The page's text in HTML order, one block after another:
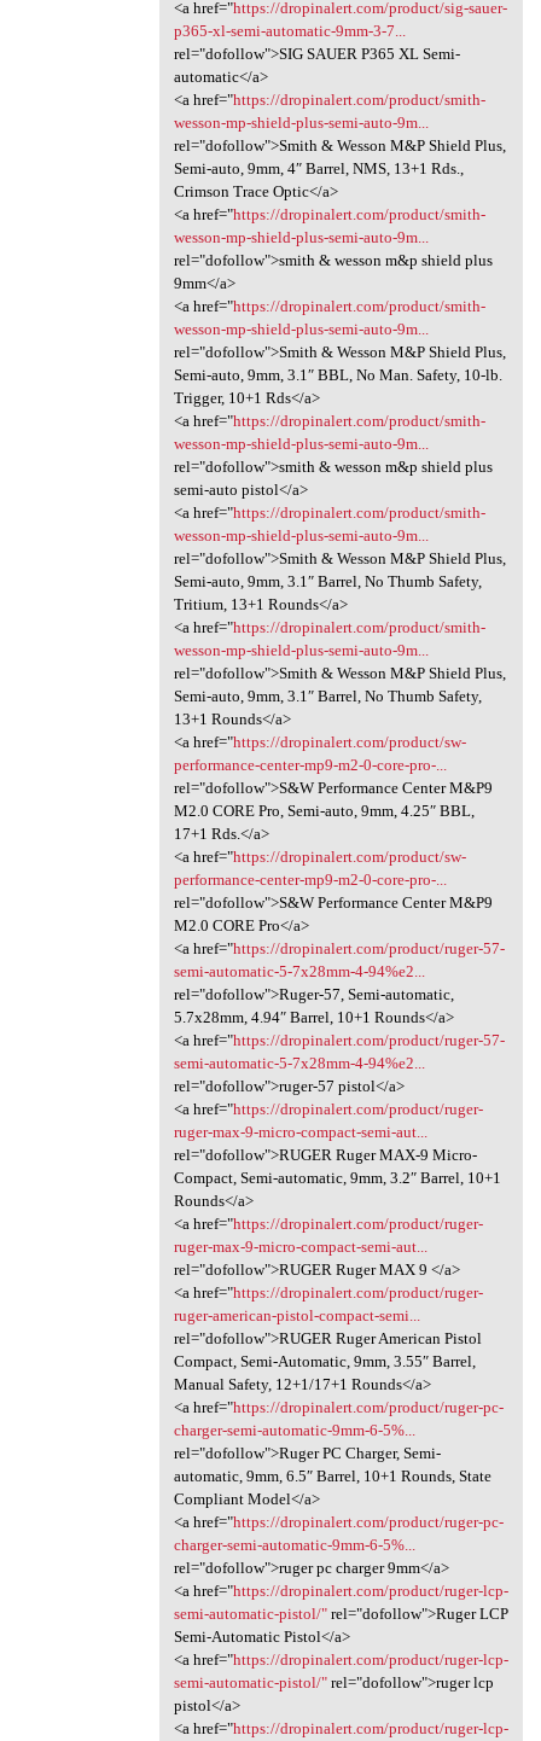
<a href="https://dropinalert.com/product/sig-sauer-
p365-xl-semi-automatic-9mm-3-7...
rel="dofollow">SIG SAUER P365 XL Semi-
automatic</a>
<a href="https://dropinalert.com/product/smith-
wesson-mp-shield-plus-semi-auto-9m...
rel="dofollow">Smith & Wesson M&P Shield Plus,
Semi-auto, 9mm, 4″ Barrel, NMS, 13+1 Rds.,
Crimson Trace Optic</a>
<a href="https://dropinalert.com/product/smith-
wesson-mp-shield-plus-semi-auto-9m...
rel="dofollow">smith & wesson m&p shield plus
9mm</a>
<a href="https://dropinalert.com/product/smith-
wesson-mp-shield-plus-semi-auto-9m...
rel="dofollow">Smith & Wesson M&P Shield Plus,
Semi-auto, 9mm, 3.1″ BBL, No Man. Safety, 10-lb.
Trigger, 10+1 Rds</a>
<a href="https://dropinalert.com/product/smith-
wesson-mp-shield-plus-semi-auto-9m...
rel="dofollow">smith & wesson m&p shield plus
semi-auto pistol</a>
<a href="https://dropinalert.com/product/smith-
wesson-mp-shield-plus-semi-auto-9m...
rel="dofollow">Smith & Wesson M&P Shield Plus,
Semi-auto, 9mm, 3.1″ Barrel, No Thumb Safety,
Tritium, 13+1 Rounds</a>
<a href="https://dropinalert.com/product/smith-
wesson-mp-shield-plus-semi-auto-9m...
rel="dofollow">Smith & Wesson M&P Shield Plus,
Semi-auto, 9mm, 3.1″ Barrel, No Thumb Safety,
13+1 Rounds</a>
<a href="https://dropinalert.com/product/sw-
performance-center-mp9-m2-0-core-pro-...
rel="dofollow">S&W Performance Center M&P9
M2.0 CORE Pro, Semi-auto, 9mm, 4.25″ BBL,
17+1 Rds.</a>
<a href="https://dropinalert.com/product/sw-
performance-center-mp9-m2-0-core-pro-...
rel="dofollow">S&W Performance Center M&P9
M2.0 CORE Pro</a>
<a href="https://dropinalert.com/product/ruger-57-
semi-automatic-5-7x28mm-4-94%e2...
rel="dofollow">Ruger-57, Semi-automatic,
5.7x28mm, 4.94″ Barrel, 10+1 Rounds</a>
<a href="https://dropinalert.com/product/ruger-57-
semi-automatic-5-7x28mm-4-94%e2...
rel="dofollow">ruger-57 pistol</a>
<a href="https://dropinalert.com/product/ruger-
ruger-max-9-micro-compact-semi-aut...
rel="dofollow">RUGER Ruger MAX-9 Micro-
Compact, Semi-automatic, 9mm, 3.2″ Barrel, 10+1
Rounds</a>
<a href="https://dropinalert.com/product/ruger-
ruger-max-9-micro-compact-semi-aut...
rel="dofollow">RUGER Ruger MAX 9 </a>
<a href="https://dropinalert.com/product/ruger-
ruger-american-pistol-compact-semi...
rel="dofollow">RUGER Ruger American Pistol
Compact, Semi-Automatic, 9mm, 3.55″ Barrel,
Manual Safety, 12+1/17+1 Rounds</a>
<a href="https://dropinalert.com/product/ruger-pc-
charger-semi-automatic-9mm-6-5%...
rel="dofollow">Ruger PC Charger, Semi-
automatic, 9mm, 6.5″ Barrel, 10+1 Rounds, State
Compliant Model</a>
<a href="https://dropinalert.com/product/ruger-pc-
charger-semi-automatic-9mm-6-5%...
rel="dofollow">ruger pc charger 9mm</a>
<a href="https://dropinalert.com/product/ruger-lcp-
semi-automatic-pistol/"rel="dofollow">Ruger LCP
Semi-Automatic Pistol</a>
<a href="https://dropinalert.com/product/ruger-lcp-
semi-automatic-pistol/"rel="dofollow">ruger lcp
pistol</a>
<a href="https://dropinalert.com/product/ruger-lcp-